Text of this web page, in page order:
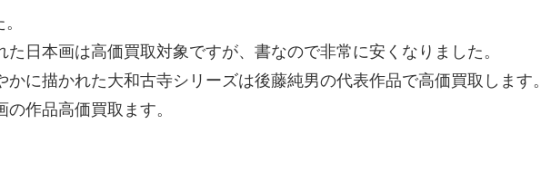
日本画は高価買取対象ですが、書なので非常に安くなりました。
に描かれた大和古寺シリーズは後藤純男の代表作品で高価買取します。
作品高価買取ます。